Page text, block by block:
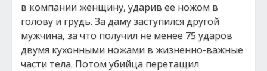
в компании женщину, ударив ее ножом в
голову и грудь. За даму заступился другой
мужчина, за что получил не менее 75 ударов
двумя кухонными ножами в жизненно-важные
части тела. Потом убийца перетащил